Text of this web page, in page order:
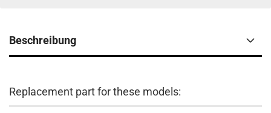
Beschreibung
Replacement part for these models: